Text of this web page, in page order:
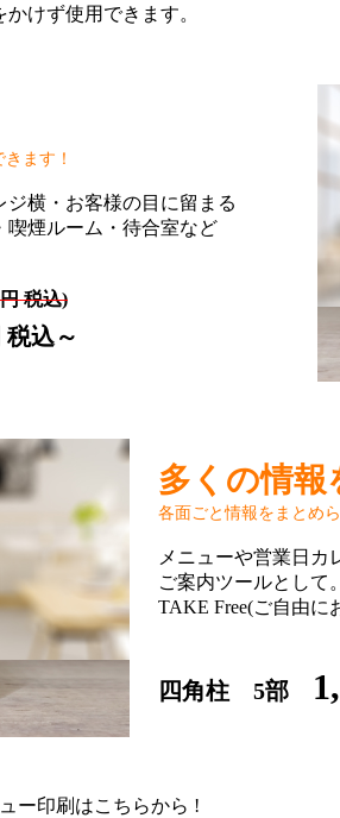
けず使用できます。
ます！
横・お客様の目に留まる
喫煙ルーム・待合室など
税込)
税込～
多くの情報
各面ごと情報をまとめ
メニューや営業日カ
ご案内ツールとして
TAKE Free(ご自由に
四角柱 5部
ー印刷はこちらから !